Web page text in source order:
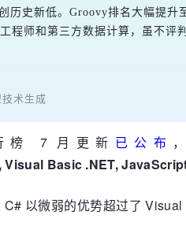
历史新低。Groovy排名大幅提升
程师和第三方数据计算，虽不评
术生成
榜 7 月更新 已公布
Basic .NET,
以微弱的优势超过了